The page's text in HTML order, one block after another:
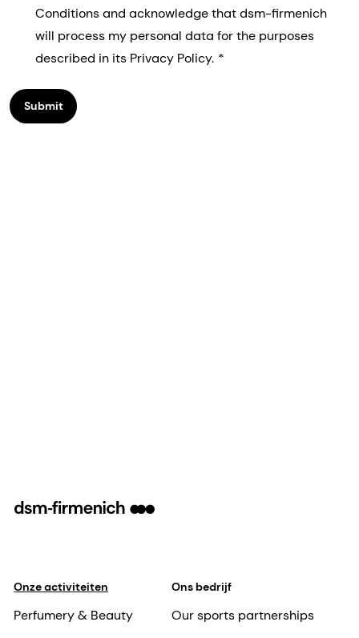
Conditions and acknowledge that dsm-firmenich
will process my personal data for the purposes
described in its Privacy Policy.
Submit
Onze activiteiten
Perfumery & Beauty
Ons bedrijf
Our sports partnerships